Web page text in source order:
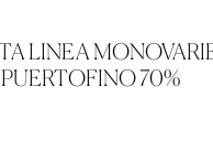
LINEA
70%